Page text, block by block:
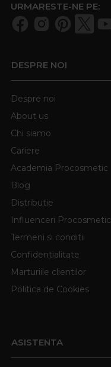
URMARESTE-NE PE:
DESPRE NOI
Despre noi
About us
Chi siamo
Cariere
Academia Procosmetic
Blog
Distributie
Influenceri Procosmetic
Termeni si conditii
Confidentialitate
Marturiile clientilor
Politica de Cookies
ASISTENTA